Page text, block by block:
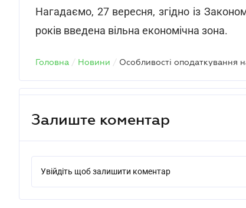
Нагадаємо, 27 вересня, згідно із
років введена вільна економічна зона.
Головна / Новини / Особливості оподаткування
Залиште коментар
Увійдіть щоб залишити коментар